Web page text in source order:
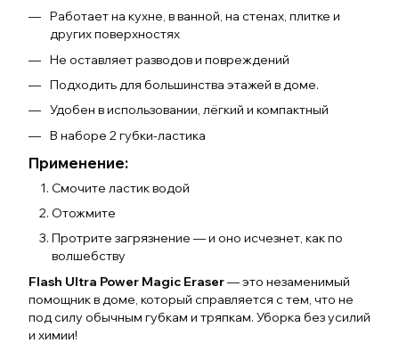
Работает на кухне, в ванной, на стенах, плитке и
других поверхностях
Не оставляет разводов и повреждений
Подходить для большинства этажей в доме.
Удобен в использовании, лёгкий и компактный
В наборе 2 губки-ластика
Применение:
Смочите ластик водой
Отожмите
Протрите загрязнение — и оно исчезнет, как по
волшебству
Flash Ultra Power Magic Eraser— это незаменимый
помощник в доме, который справляется с тем, что не
под силу обычным губкам и тряпкам. Уборка без усилий
и химии!